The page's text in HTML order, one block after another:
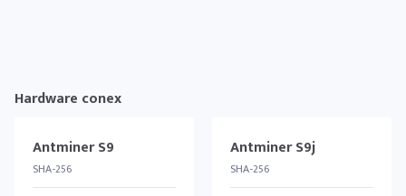
Hardware conex
Antminer S9
SHA-256
Antminer S9j
SHA-256